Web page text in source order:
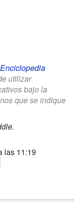
Enciclopedia
utilizar
bajo la
que se indique
las 11:19